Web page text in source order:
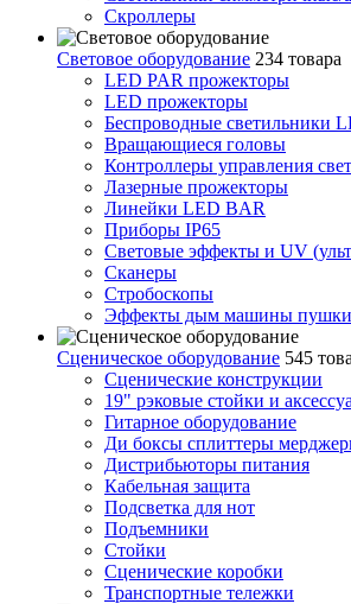
Скроллеры
Световое оборудование 234 товара
LED PAR прожекторы
LED прожекторы
Беспроводные светильники
Вращающиеся головы
Контроллеры управления
Лазерные прожекторы
Линейки LED BAR
Приборы IP65
Световые эффекты и UV
Сканеры
Стробоскопы
Эффекты дым машины пушки
Сценическое оборудование 545
Сценические конструкции
19" рэковые стойки и
Гитарное оборудование
Ди боксы сплиттеры
Дистрибьюторы питания
Кабельная защита
Подсветка для нот
Подъемники
Стойки
Сценические коробки
Транспортные тележки